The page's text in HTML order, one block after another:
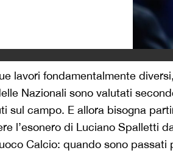
lavori fondamentalmente
Nazionali sono valutati
sul campo. E allora bisogna
l’esonero di Luciano Spalletti
Calcio: quando sono passati